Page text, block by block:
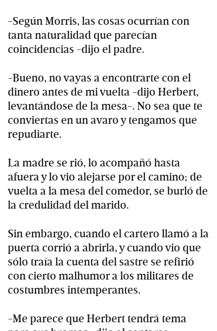
-Según Morris, las cosas ocurrían con
tanta naturalidad que parecían
coincidencias -dijo el padre.
-Bueno, no vayas a encontrarte con el
dinero antes de mi vuelta -dijo Herbert,
levantándose de la mesa-. No sea que te
conviertas en un avaro y tengamos que
repudiarte.
La madre se rió, lo acompañó hasta
afuera y lo vio alejarse por el camino; de
vuelta a la mesa del comedor, se burló de
la credulidad del marido.
Sin embargo, cuando el cartero llamó a la
puerta corrió a abrirla, y cuando vio que
sólo traía la cuenta del sastre se refirió
con cierto malhumor a los militares de
costumbres intemperantes.
-Me parece que Herbert tendrá tema